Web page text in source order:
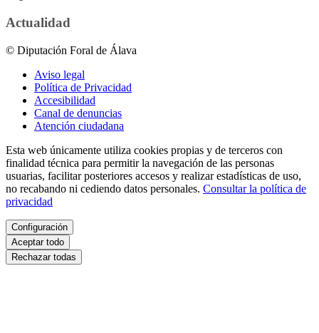
Actualidad
© Diputación Foral de Álava
Aviso legal
Política de Privacidad
Accesibilidad
Canal de denuncias
Atención ciudadana
Esta web únicamente utiliza cookies propias y de terceros con
finalidad técnica para permitir la navegación de las personas
usuarias, facilitar posteriores accesos y realizar estadísticas de uso,
no recabando ni cediendo datos personales. Consultar la política de
privacidad
Configuración
Aceptar todo
Rechazar todas